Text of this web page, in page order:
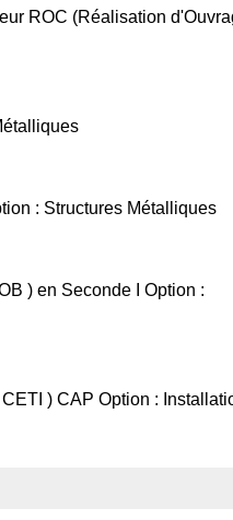
ROC (Réalisation
: Structures Métalliques
) en Seconde I Option :
) CAP Option :